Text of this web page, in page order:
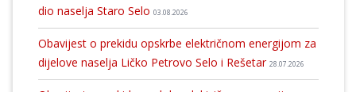
dio naselja Staro Selo 03.08.2026
Obavijest o prekidu opskrbe električnom energijom za
dijelove naselja Ličko Petrovo Selo i Rešetar 28.07.2026